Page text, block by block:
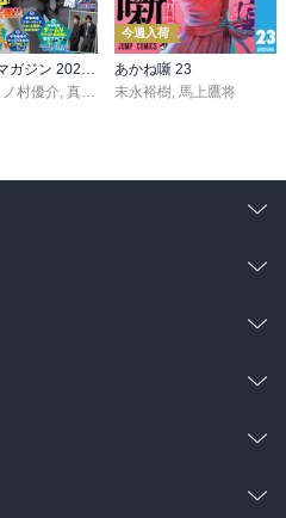
週刊少年マガジン 2026年36・37号[2026年8月5日発売]
ノ村優介, 真島ヒロ ,宮島礼吏,新川直司
今週入荷
あかね噺 23
末永裕樹, 馬上鷹将